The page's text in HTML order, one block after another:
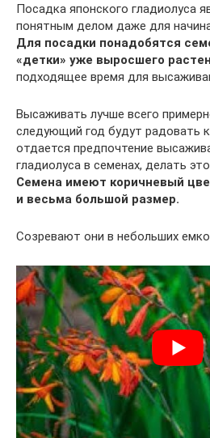
Посадка японского гладиолуса
понятным делом даже для
Для посадки понадобятся
«детки» уже выросшего
подходящее время для
Высаживать лучше всего
следующий год будут радовать
отдается предпочтение
гладиолуса в семенах, делать
Семена имеют коричневый
и весьма большой размер.
Созревают они в небольших